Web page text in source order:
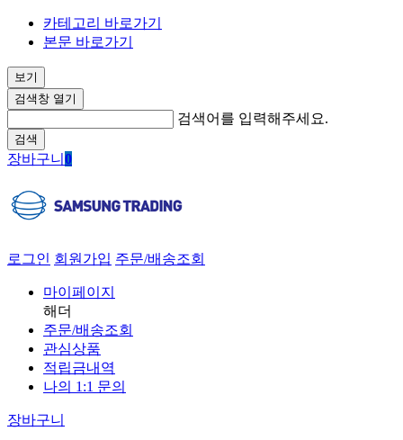
카테고리 바로가기
본문 바로가기
보기
검색창 열기
검색어를 입력해주세요.
검색
장바구니 0
로그인 회원가입 주문/배송조회
마이페이지
해더
주문/배송조회
관심상품
적립금내역
나의 1:1 문의
장바구니